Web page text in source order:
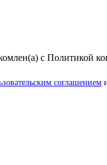
с Политикой
соглашением